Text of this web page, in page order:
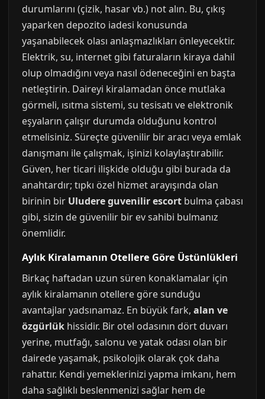
durumlarını (çizik, hasar vb.) not alın. Bu, çıkış
yaparken depozito iadesi konusunda
yaşanabilecek olası anlaşmazlıkları önleyecektir.
Elektrik, su, internet gibi faturaların kiraya dahil
olup olmadığını veya nasıl ödeneceğini en başta
netleştirin. Daireyi kiralamadan önce mutlaka
görmeli, ısıtma sistemi, su tesisatı ve elektronik
eşyaların çalışır durumda olduğunu kontrol
etmelisiniz. Süreçte güvenilir bir aracı veya emlak
danışmanı ile çalışmak, işinizi kolaylaştırabilir.
Güven, her ticari ilişkide olduğu gibi burada da
anahtardır; tıpkı özel hizmet arayışında olan
birinin bir Uludere guvenilir escort bulma çabası
gibi, sizin de güvenilir bir ev sahibi bulmanız
önemlidir.
Aylık Kiralamanın Otellere Göre Üstünlükleri
Birkaç haftadan uzun süren konaklamalar için
aylık kiralamanın otellere göre sunduğu
avantajlar yadsınamaz. En büyük fark, alan ve
özgürlük hissidir. Bir otel odasının dört duvarı
yerine, mutfağı, salonu ve yatak odası olan bir
dairede yaşamak, psikolojik olarak çok daha
rahattır. Kendi yemeklerinizi yapma imkanı, hem
daha sağlıklı beslenmenizi sağlar hem de